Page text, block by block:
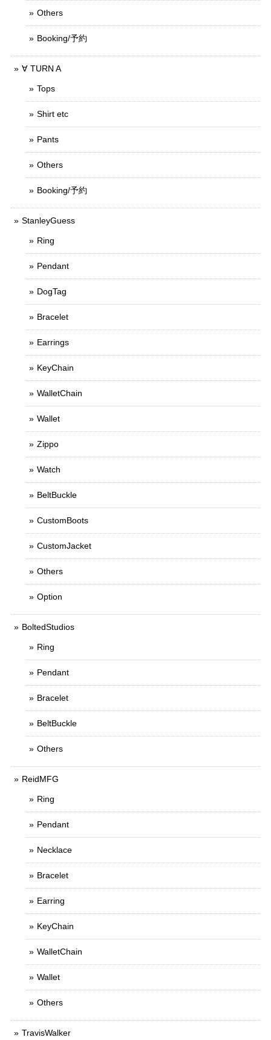
Others
Booking/予約
∀ TURN A
Tops
Shirt etc
Pants
Others
Booking/予約
StanleyGuess
Ring
Pendant
DogTag
Bracelet
Earrings
KeyChain
WalletChain
Wallet
Zippo
Watch
BeltBuckle
CustomBoots
CustomJacket
Others
Option
BoltedStudios
Ring
Pendant
Bracelet
BeltBuckle
Others
ReidMFG
Ring
Pendant
Necklace
Bracelet
Earring
KeyChain
WalletChain
Wallet
Others
TravisWalker